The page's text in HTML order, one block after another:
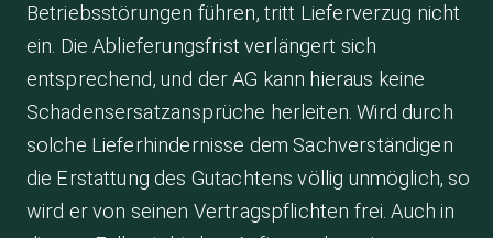
Betriebsstörungen führen, tritt Lieferverzug nicht
ein. Die Ablieferungsfrist verlängert sich
entsprechend, und der AG kann hieraus keine
Schadensersatzansprüche herleiten. Wird durch
solche Lieferhindernisse dem Sachverständigen
die Erstattung des Gutachtens völlig unmöglich, so
wird er von seinen Vertragspflichten frei. Auch in